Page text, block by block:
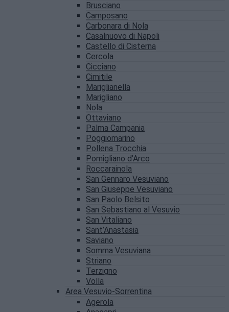
Brusciano
Camposano
Carbonara di Nola
Casalnuovo di Napoli
Castello di Cisterna
Cercola
Cicciano
Cimitile
Mariglianella
Marigliano
Nola
Ottaviano
Palma Campania
Poggiomarino
Pollena Trocchia
Pomigliano d’Arco
Roccarainola
San Gennaro Vesuviano
San Giuseppe Vesuviano
San Paolo Belsito
San Sebastiano al Vesuvio
San Vitaliano
Sant’Anastasia
Saviano
Somma Vesuviana
Striano
Terzigno
Volla
Area Vesuvio-Sorrentina
Agerola